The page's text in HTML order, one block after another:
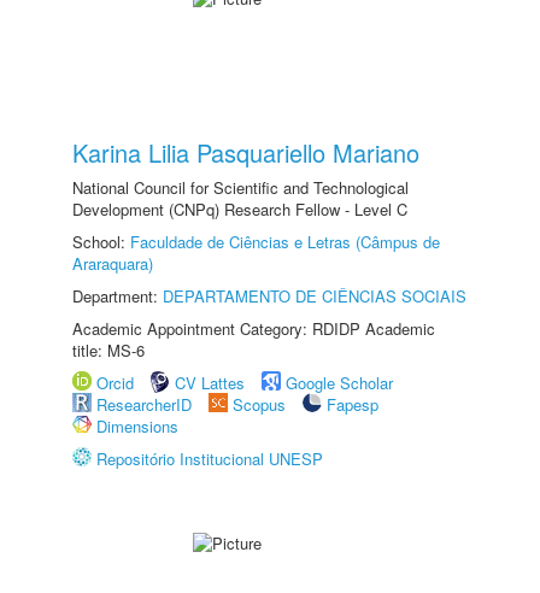
Karina Lilia Pasquariello Mariano
National Council for Scientific and Technological
Development (CNPq) Research Fellow - Level C
School: Faculdade de Ciências e Letras (Câmpus de
Araraquara)
Department: DEPARTAMENTO DE CIÊNCIAS SOCIAIS
Academic Appointment Category: RDIDP Academic
title: MS-6
Orcid
CV Lattes
Google Scholar
ResearcherID
Scopus
Fapesp
Dimensions
Repositório Institucional UNESP